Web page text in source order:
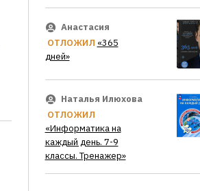
Анастасия
ОТЛОЖИЛ «365
дней»
Наталья Илюхова
ОТЛОЖИЛ
«Информатика на
каждый день. 7-9
классы. Тренажер»